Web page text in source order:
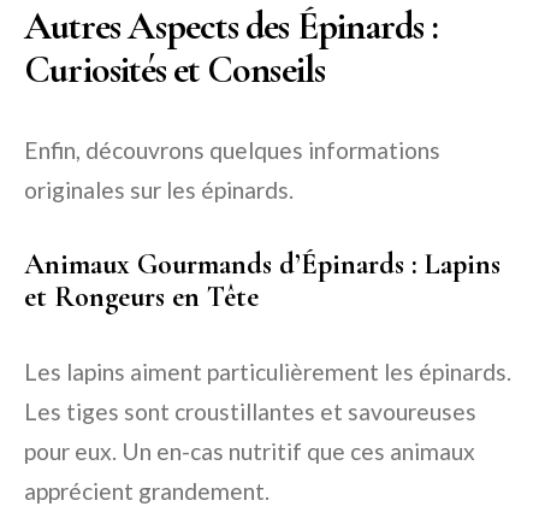
Autres Aspects des Épinards :
Curiosités et Conseils
Enfin, découvrons quelques informations
originales sur les épinards.
Animaux Gourmands d’Épinards : Lapins
et Rongeurs en Tête
Les lapins aiment particulièrement les épinards.
Les tiges sont croustillantes et savoureuses
pour eux. Un en-cas nutritif que ces animaux
apprécient grandement.